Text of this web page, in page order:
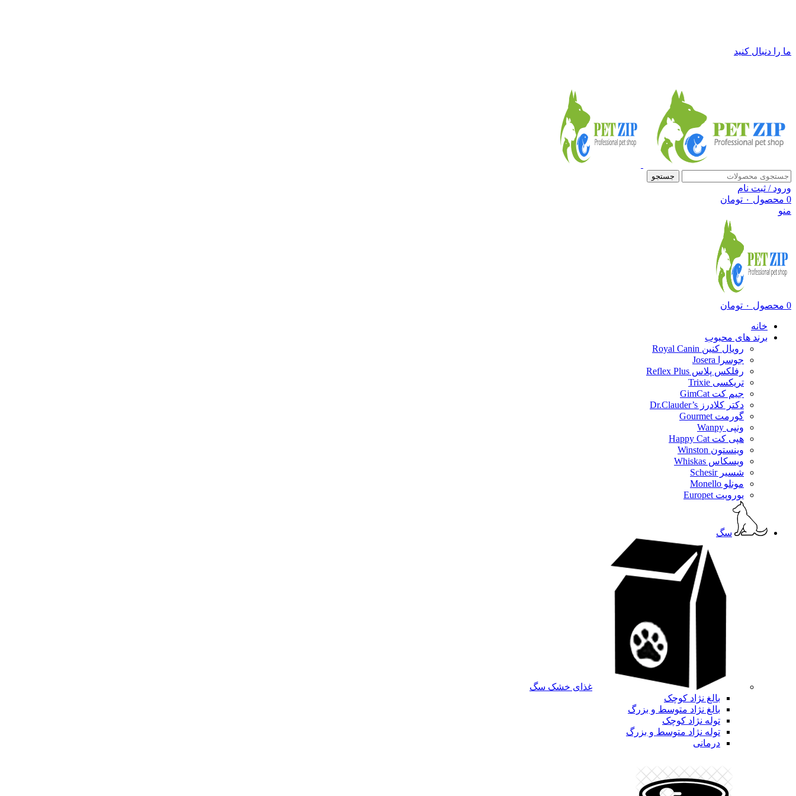
ما را دنبال کنید
جستجو
ورود / ثبت نام
0 محصول ۰ تومان
منو
0 محصول ۰ تومان
خانه
برند های محبوب
رویال کنین Royal Canin
جوسرا Josera
رفلکس پلاس Reflex Plus
تریکسی Trixie
جیم کت GimCat
دکتر کلادرز Dr.Clauder’s
گورمت Gourmet
ونپی Wanpy
هپی کت Happy Cat
وینستون Winston
ویسکاس Whiskas
شسیر Schesir
مونلو Monello
یوروپت Europet
سگ
غذای خشک سگ
بالغ نژاد کوچک
بالغ نژاد متوسط و بزرگ
توله نژاد کوچک
توله نژاد متوسط و بزرگ
درمانی